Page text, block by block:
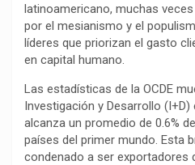
latinoamericano, muchas
por el mesianismo y el
líderes que priorizan el gasto
en capital humano.
Las estadísticas de la OCDE
Investigación y Desarrollo (I+D)
alcanza un promedio de 0.6%
países del primer mundo. Esta
condenado a ser exportadores